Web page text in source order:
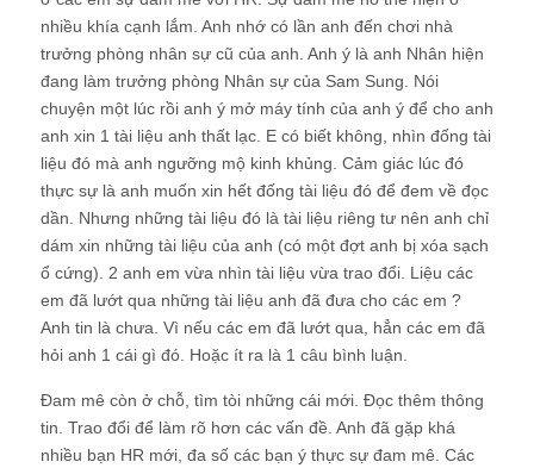
nhiều khía cạnh lắm. Anh nhớ có lần anh đến chơi nhà
trưởng phòng nhân sự cũ của anh. Anh ý là anh Nhân hiện
đang làm trưởng phòng Nhân sự của Sam Sung. Nói
chuyện một lúc rồi anh ý mở máy tính của anh ý để cho anh
anh xin 1 tài liệu anh thất lạc. E có biết không, nhìn đống tài
liệu đó mà anh ngưỡng mộ kinh khủng. Cảm giác lúc đó
thực sự là anh muốn xin hết đống tài liệu đó để đem về đọc
dần. Nhưng những tài liệu đó là tài liệu riêng tư nên anh chỉ
dám xin những tài liệu của anh (có một đợt anh bị xóa sạch
ổ cứng). 2 anh em vừa nhìn tài liệu vừa trao đổi. Liệu các
em đã lướt qua những tài liệu anh đã đưa cho các em ?
Anh tin là chưa. Vì nếu các em đã lướt qua, hẳn các em đã
hỏi anh 1 cái gì đó. Hoặc ít ra là 1 câu bình luận.
Đam mê còn ở chỗ, tìm tòi những cái mới. Đọc thêm thông
tin. Trao đổi để làm rõ hơn các vấn đề. Anh đã gặp khá
nhiều bạn HR mới, đa số các bạn ý thực sự đam mê. Các